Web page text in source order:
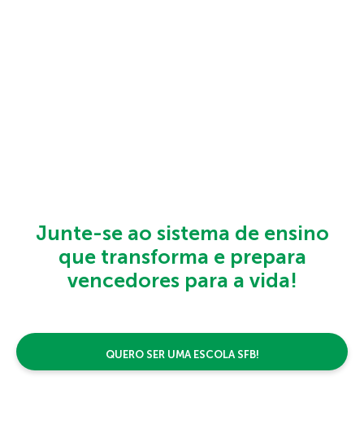
Junte-se ao sistema de ensino
que transforma e prepara
vencedores para a vida!
QUERO SER UMA ESCOLA SFB!